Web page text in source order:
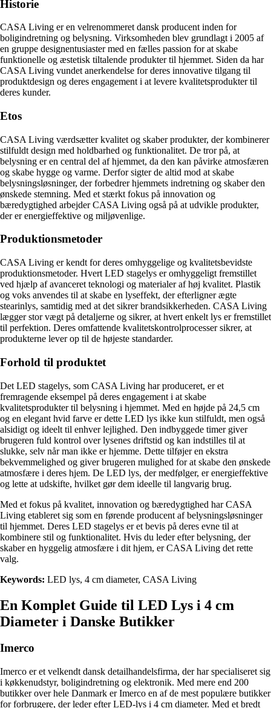
Historie
CASA Living er en velrenommeret dansk producent inden for
boligindretning og belysning. Virksomheden blev grundlagt i 2005 af
en gruppe designentusiaster med en fælles passion for at skabe
funktionelle og æstetisk tiltalende produkter til hjemmet. Siden da har
CASA Living vundet anerkendelse for deres innovative tilgang til
produktdesign og deres engagement i at levere kvalitetsprodukter til
deres kunder.
Etos
CASA Living værdsætter kvalitet og skaber produkter, der kombinerer
stilfuldt design med holdbarhed og funktionalitet. De tror på, at
belysning er en central del af hjemmet, da den kan påvirke atmosfæren
og skabe hygge og varme. Derfor sigter de altid mod at skabe
belysningsløsninger, der forbedrer hjemmets indretning og skaber den
ønskede stemning. Med et stærkt fokus på innovation og
bæredygtighed arbejder CASA Living også på at udvikle produkter,
der er energieffektive og miljøvenlige.
Produktionsmetoder
CASA Living er kendt for deres omhyggelige og kvalitetsbevidste
produktionsmetoder. Hvert LED stagelys er omhyggeligt fremstillet
ved hjælp af avanceret teknologi og materialer af høj kvalitet. Plastik
og voks anvendes til at skabe en lyseffekt, der efterligner ægte
stearinlys, samtidig med at det sikrer brandsikkerheden. CASA Living
lægger stor vægt på detaljerne og sikrer, at hvert enkelt lys er fremstillet
til perfektion. Deres omfattende kvalitetskontrolprocesser sikrer, at
produkterne lever op til de højeste standarder.
Forhold til produktet
Det LED stagelys, som CASA Living har produceret, er et
fremragende eksempel på deres engagement i at skabe
kvalitetsprodukter til belysning i hjemmet. Med en højde på 24,5 cm
og en elegant hvid farve er dette LED lys ikke kun stilfuldt, men også
alsidigt og ideelt til enhver lejlighed. Den indbyggede timer giver
brugeren fuld kontrol over lysenes driftstid og kan indstilles til at
slukke, selv når man ikke er hjemme. Dette tilføjer en ekstra
bekvemmelighed og giver brugeren mulighed for at skabe den ønskede
atmosfære i deres hjem. De LED lys, der medfølger, er energieffektive
og lette at udskifte, hvilket gør dem ideelle til langvarig brug.
Med et fokus på kvalitet, innovation og bæredygtighed har CASA
Living etableret sig som en førende producent af belysningsløsninger
til hjemmet. Deres LED stagelys er et bevis på deres evne til at
kombinere stil og funktionalitet. Hvis du leder efter belysning, der
skaber en hyggelig atmosfære i dit hjem, er CASA Living det rette
valg.
Keywords: LED lys, 4 cm diameter, CASA Living
En Komplet Guide til LED Lys i 4 cm
Diameter i Danske Butikker
Imerco
Imerco er et velkendt dansk detailhandelsfirma, der har specialiseret sig
i køkkenudstyr, boligindretning og elektronik. Med mere end 200
butikker over hele Danmark er Imerco en af de mest populære butikker
for forbrugere, der leder efter LED-lys i 4 cm diameter. Med et bredt